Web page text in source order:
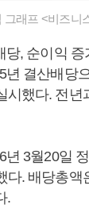
래프 <비즈니
, 순이익 증
년 결산배당
시했다. 전년
년 3월20일
다. 배당총액
.